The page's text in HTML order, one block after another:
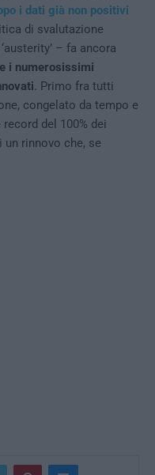
i dati già non positivi
di svalutazione
– fa ancora
i numerosissimi
. Primo fra tutti
congelato da tempo e
del 100% dei
rinnovo che, se